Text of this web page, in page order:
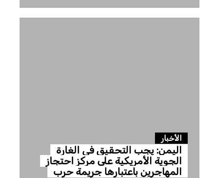
الأخبار
اليمن: يجب التحقيق في الغارة
الجوية الأمريكية على مركز احتجاز
المهاجرين باعتبارها جريمة حرب